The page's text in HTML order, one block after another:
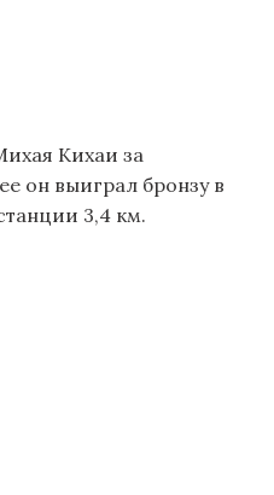
Кихаи за
он выиграл бронзу в
3,4 км.